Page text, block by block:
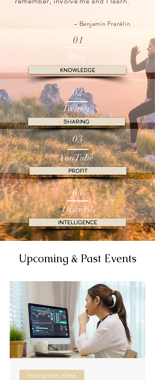
- Benjamin Franklin
01
Blog
02
Twitter
03
YouTube
04
Discord
KNOWLEDGE
SHARING
PROFIT
INTELLIGENCE
Upcoming & Past Events
Inscription close